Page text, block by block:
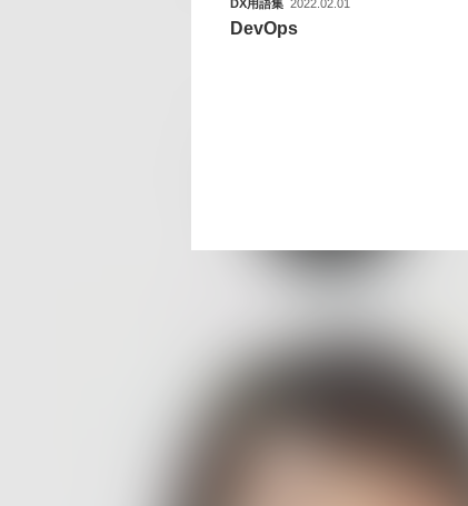
DX用語集 2022.02.01
DevOps